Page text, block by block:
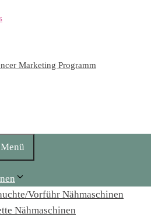
Marketing Programm
Vorführ Nähmaschinen
Nähmaschinen